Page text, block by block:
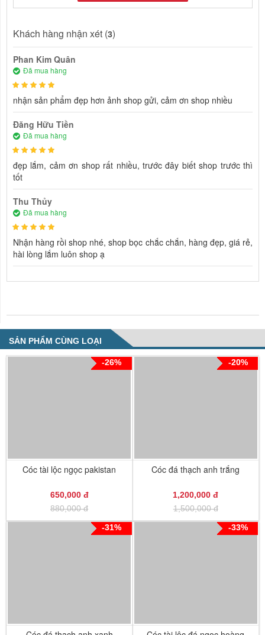
Khách hàng nhận xét (3)
Phan Kim Quân
Đã mua hàng
nhận sản phẩm đẹp hơn ảnh shop gửi, cảm ơn shop nhiều
Đăng Hữu Tiền
Đã mua hàng
đẹp lắm, cảm ơn shop rất nhiều, trước đây biết shop trước thì
tốt
Thu Thủy
Đã mua hàng
Nhận hàng rồi shop nhé, shop bọc chắc chắn, hàng đẹp, giá rẻ,
hài lòng lắm luôn shop ạ
SẢN PHẨM CÙNG LOẠI
-26%
Cóc tài lộc ngọc pakistan
650,000 đ
880,000 đ
-20%
Cóc đá thạch anh trắng
1,200,000 đ
1,500,000 đ
-31%
-33%